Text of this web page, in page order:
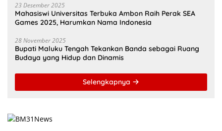
23 Desember 2025
Mahasiswi Universitas Terbuka Ambon Raih Perak SEA
Games 2025, Harumkan Nama Indonesia
28 November 2025
Bupati Maluku Tengah Tekankan Banda sebagai Ruang
Budaya yang Hidup dan Dinamis
Selengkapnya